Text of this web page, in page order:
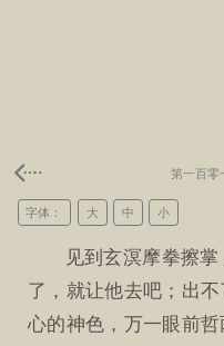
第一百零
字体： 大 中 小
见到玄溟摩拳擦
了，就让他去吧；出
心的神色，万一眼前